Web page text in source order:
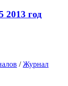
год
/Журнал